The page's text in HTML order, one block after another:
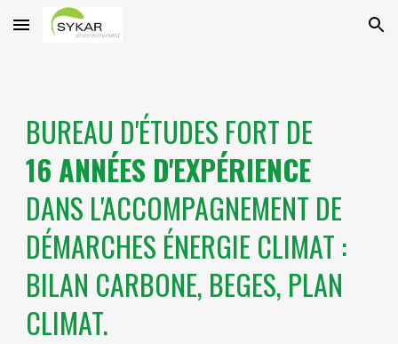
Skip to main content Skip to navigation
BUREAU D'ÉTUDES FORT DE
16 ANNÉES D'EXPÉRIENCE
DANS L'ACCOMPAGNEMENT DE
DÉMARCHES ÉNERGIE CLIMAT :
BILAN CARBONE, BEGES, PLAN
CLIMAT.